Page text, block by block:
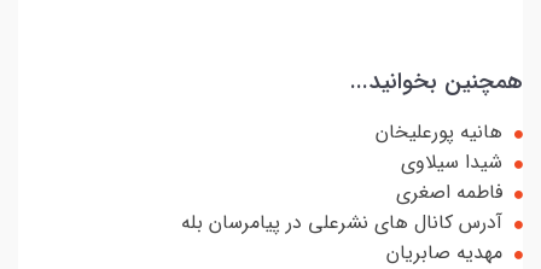
همچنین بخوانید...
هانیه پورعلیخان
شیدا سیلاوی
فاطمه اصغری
آدرس کانال های نشرعلی در پیامرسان بله
مهدیه صابریان